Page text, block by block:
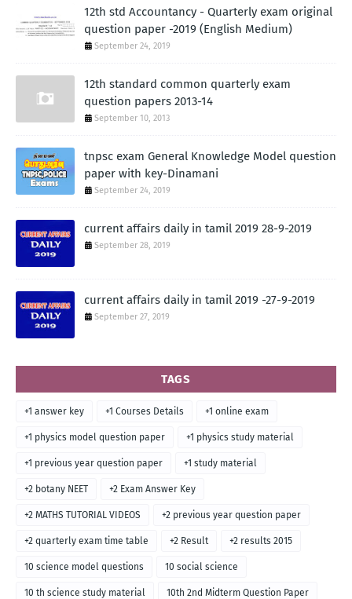
12th std Accountancy - Quarterly exam original
question paper -2019 (English Medium)
September 24, 2019
12th standard common quarterly exam
question papers 2013-14
September 10, 2013
tnpsc exam General Knowledge Model question
paper with key-Dinamani
September 24, 2019
current affairs daily in tamil 2019 28-9-2019
September 28, 2019
current affairs daily in tamil 2019 -27-9-2019
September 27, 2019
TAGS
+1 answer key +1 Courses Details +1 online exam
+1 physics model question paper +1 physics study material
+1 previous year question paper +1 study material
+2 botany NEET +2 Exam Answer Key
+2 MATHS TUTORIAL VIDEOS +2 previous year question paper
+2 quarterly exam time table +2 Result +2 results 2015
10 science model questions 10 social science
10 th science study material 10th 2nd Midterm Question Paper